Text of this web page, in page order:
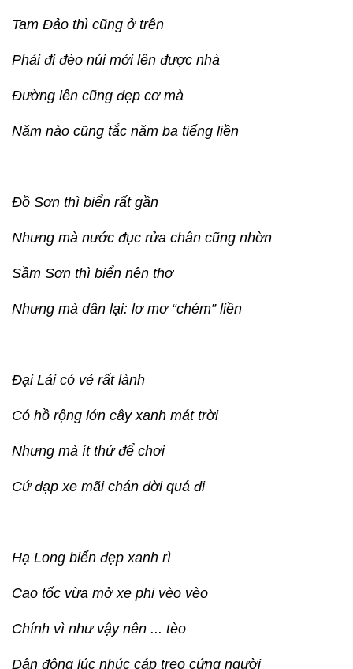
Tam Đảo thì cũng ở trên
Phải đi đèo núi mới lên được nhà
Đường lên cũng đẹp cơ mà
Năm nào cũng tắc năm ba tiếng liền
Đồ Sơn thì biển rất gần
Nhưng mà nước đục rửa chân cũng nhờn
Sầm Sơn thì biển nên thơ
Nhưng mà dân lại: lơ mơ “chém” liền
Đại Lải có vẻ rất lành
Có hồ rộng lớn cây xanh mát trời
Nhưng mà ít thứ để chơi
Cứ đạp xe mãi chán đời quá đi
Hạ Long biển đẹp xanh rì
Cao tốc vừa mở xe phi vèo vèo
Chính vì như vậy nên ... tèo
Dân đông lúc nhúc cáp treo cứng người